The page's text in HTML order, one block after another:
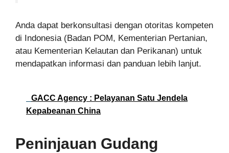
Anda dapat berkonsultasi dengan otoritas kompeten
di Indonesia (Badan POM, Kementerian Pertanian,
atau Kementerian Kelautan dan Perikanan) untuk
mendapatkan informasi dan panduan lebih lanjut.
GACC Agency : Pelayanan Satu Jendela
Kepabeanan China
Peninjauan Gudang